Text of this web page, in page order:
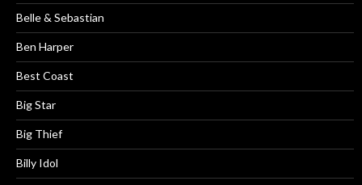
Belle & Sebastian
Ben Harper
Best Coast
Big Star
Big Thief
Billy Idol